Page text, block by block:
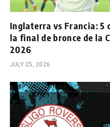
Inglaterra vs Francia: 5
la final de bronce de la
2026
JULY 25, 2026